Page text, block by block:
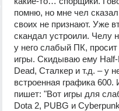
помню, но мне чел
своих не признают. Уже
скандал устроили. Челу
у него слабый ПК, просит
игры. Скидываю ему Half-
Dead, Сталкер и т.д. – у
встроенная графика 600.
пишет: "Вот игры для
Dota 2, PUBG и